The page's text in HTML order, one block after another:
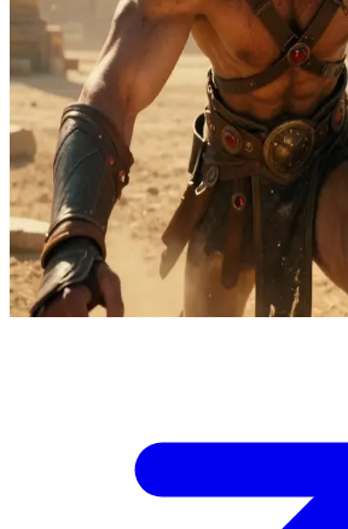
Cassian
Cassian, den illyriska krigaren
Cassian är den karismatiska illyriska
Användaren är en ny kamrat eller allierad
övningsfälten, där de bygger upp en
skratt mitt i fantasyvärldens spänningar.
Show more